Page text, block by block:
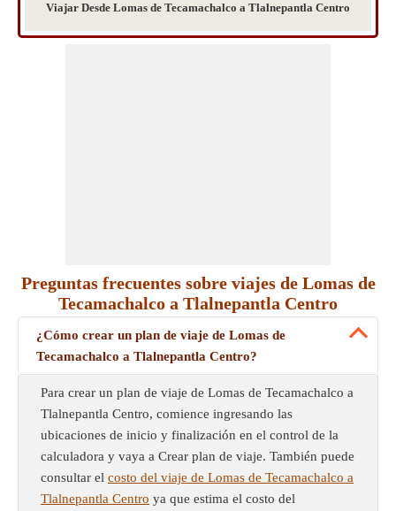
Viajar Desde Lomas de Tecamachalco a Tlalnepantla Centro
Preguntas frecuentes sobre viajes de Lomas de
Tecamachalco a Tlalnepantla Centro
¿Cómo crear un plan de viaje de Lomas de
Tecamachalco a Tlalnepantla Centro?
Para crear un plan de viaje de Lomas de Tecamachalco a
Tlalnepantla Centro, comience ingresando las
ubicaciones de inicio y finalización en el control de la
calculadora y vaya a Crear plan de viaje. También puede
consultar el costo del viaje de Lomas de Tecamachalco a
Tlalnepantla Centro ya que estima el costo del